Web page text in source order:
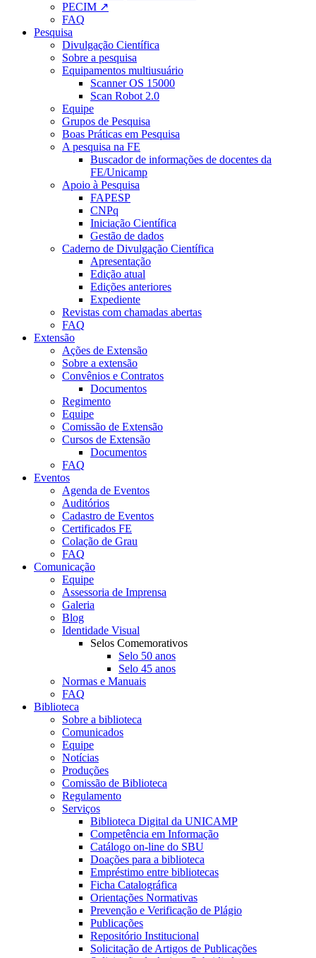
PECIM ↗
FAQ
Pesquisa
Divulgação Científica
Sobre a pesquisa
Equipamentos multiusuário
Scanner OS 15000
Scan Robot 2.0
Equipe
Grupos de Pesquisa
Boas Práticas em Pesquisa
A pesquisa na FE
Buscador de informações de docentes da
FE/Unicamp
Apoio à Pesquisa
FAPESP
CNPq
Iniciação Científica
Gestão de dados
Caderno de Divulgação Científica
Apresentação
Edição atual
Edições anteriores
Expediente
Revistas com chamadas abertas
FAQ
Extensão
Ações de Extensão
Sobre a extensão
Convênios e Contratos
Documentos
Regimento
Equipe
Comissão de Extensão
Cursos de Extensão
Documentos
FAQ
Eventos
Agenda de Eventos
Auditórios
Cadastro de Eventos
Certificados FE
Colação de Grau
FAQ
Comunicação
Equipe
Assessoria de Imprensa
Galeria
Blog
Identidade Visual
Selos Comemorativos
Selo 50 anos
Selo 45 anos
Normas e Manuais
FAQ
Biblioteca
Sobre a biblioteca
Comunicados
Equipe
Notícias
Produções
Comissão de Biblioteca
Regulamento
Serviços
Biblioteca Digital da UNICAMP
Competência em Informação
Catálogo on-line do SBU
Doações para a biblioteca
Empréstimo entre bibliotecas
Ficha Catalográfica
Orientações Normativas
Prevenção e Verificação de Plágio
Publicações
Repositório Institucional
Solicitação de Artigos de Publicações